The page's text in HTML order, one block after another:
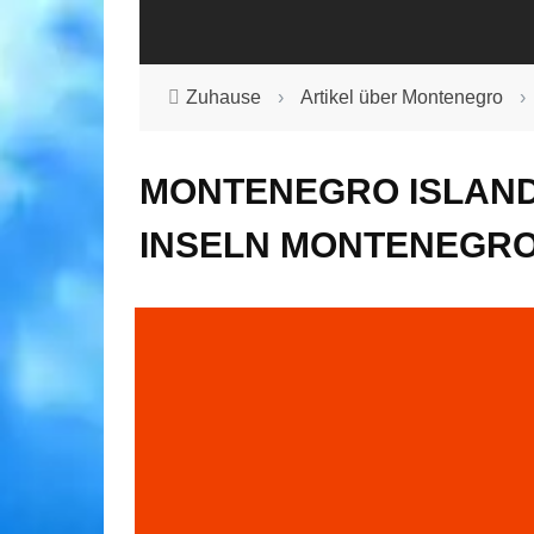
Zuhause › Artikel über Montenegro ›
MONTENEGRO
INSELN